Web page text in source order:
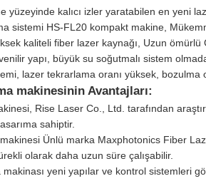
yüzeyinde kalıcı izler yaratabilen en yeni
sistemi HS-FL20 kompakt makine,
kaliteli fiber lazer kaynağı, Uzun
yapı, büyük su soğutmalı sistem
lazer tekrarlama oranı yüksek, bozulma
makinesinin Avantajları:
Rise Laser Co., Ltd. tarafından
sahiptir.
Ünlü marka Maxphotonics Fiber
olarak daha uzun süre çalışabilir.
yeni yapılar ve kontrol sistemleri